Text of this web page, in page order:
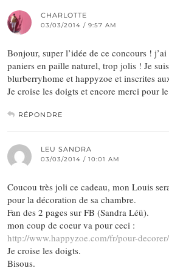
CHARLOTTE
03/03/2014 / 9:57 AM
Bonjour, super l’idée de ce concours !
paniers en paille naturel, trop jolis ! Je
blurberryhome et happyzoe et inscrites
Je croise les doigts et encore merci pour
RÉPONDRE
LEU SANDRA
03/03/2014 / 10:01 AM
Coucou très joli ce cadeau, mon Louis
pour la décoration de sa chambre.
Fan des 2 pages sur FB (Sandra Léü).
mon coup de coeur va pour ceci :
http://www.happyzoe.com/fr/pour-
Je croise les doigts.
Bisous.